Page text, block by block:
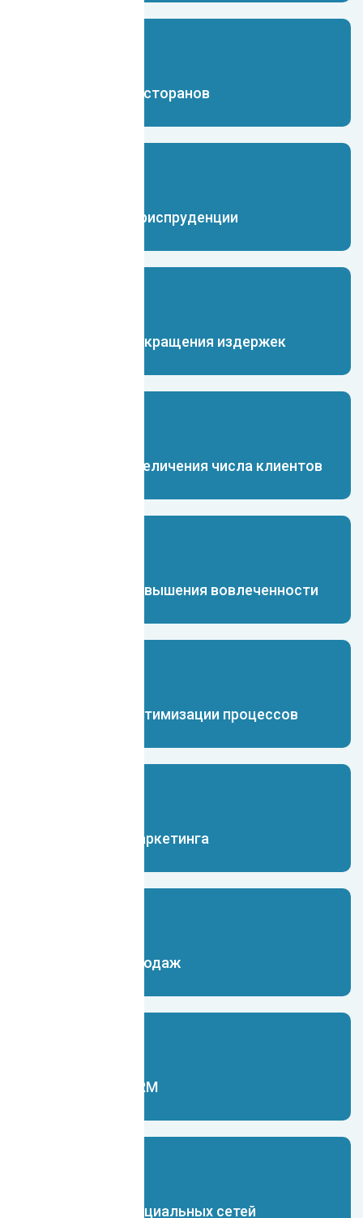
Чат-бот для ресторанов
Чат-бот для юриспруденции
Чат-бот для сокращения издержек
Чат-бот для увеличения числа клиентов
Чат-бот для повышения вовлеченности
Чат-бот для оптимизации процессов
Чат-бот для маркетинга
Чат-бот для продаж
Чат-бот для CRM
Чат-бот для социальных сетей